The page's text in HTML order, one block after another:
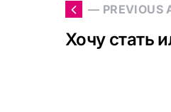
— PREVIOUS
Хочу стать